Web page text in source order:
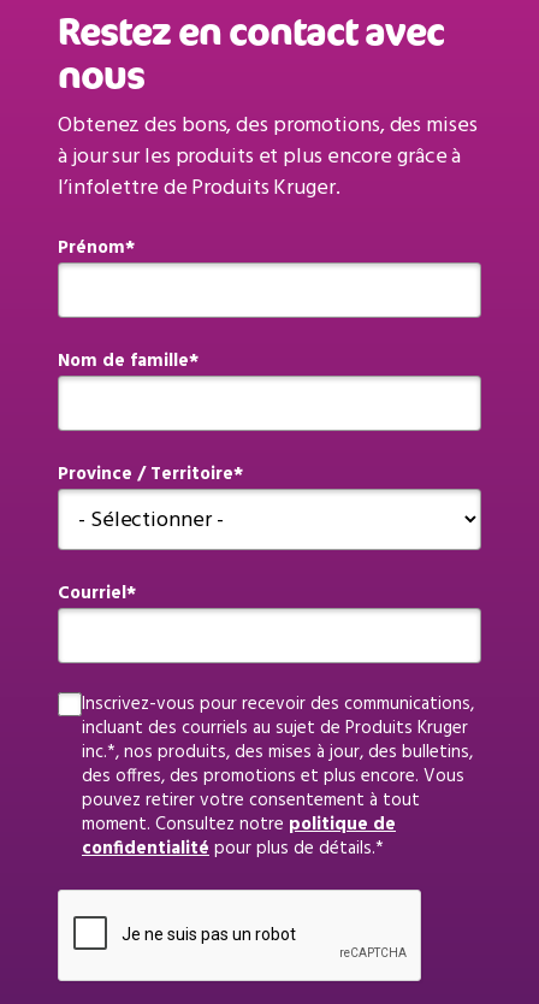
Restez en contact avec
nous
Obtenez des bons, des promotions, des mises
à jour sur les produits et plus encore grâce à
l’infolettre de Produits Kruger.
Prénom
Nom de famille
Province / Territoire
Courriel
Inscrivez-vous pour recevoir des communications,
incluant des courriels au sujet de Produits Kruger
inc.*, nos produits, des mises à jour, des bulletins,
des offres, des promotions et plus encore. Vous
pouvez retirer votre consentement à tout
moment. Consultez notre politique de
confidentialitépour plus de détails.